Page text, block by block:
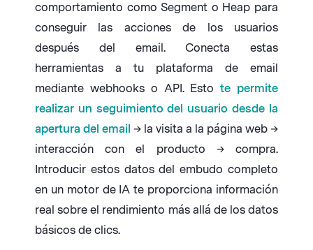
comportamiento como Segment o Heap para
conseguir las acciones de los usuarios
después del email. Conecta estas
herramientas a tu plataforma de email
mediante webhooks o API. Esto te permite
realizar un seguimiento del usuario desde la
apertura del email → la visita a la página web →
interacción con el producto → compra.
Introducir estos datos del embudo completo
en un motor de IA te proporciona información
real sobre el rendimiento más allá de los datos
básicos de clics.